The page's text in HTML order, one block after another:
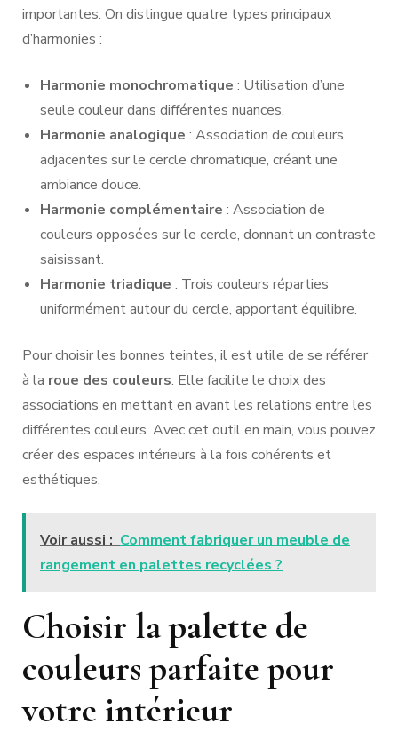
importantes. On distingue quatre types principaux
d’harmonies :
Harmonie monochromatique : Utilisation d’une
seule couleur dans différentes nuances.
Harmonie analogique : Association de couleurs
adjacentes sur le cercle chromatique, créant une
ambiance douce.
Harmonie complémentaire : Association de
couleurs opposées sur le cercle, donnant un contraste
saisissant.
Harmonie triadique : Trois couleurs réparties
uniformément autour du cercle, apportant équilibre.
Pour choisir les bonnes teintes, il est utile de se référer
à la roue des couleurs. Elle facilite le choix des
associations en mettant en avant les relations entre les
différentes couleurs. Avec cet outil en main, vous pouvez
créer des espaces intérieurs à la fois cohérents et
esthétiques.
Voir aussi : Comment fabriquer un meuble de
rangement en palettes recyclées ?
Choisir la palette de
couleurs parfaite pour
votre intérieur